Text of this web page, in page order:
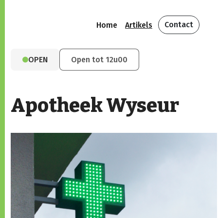
Home Artikels Contact
OPEN Open tot 12u00
Apotheek Wyseur